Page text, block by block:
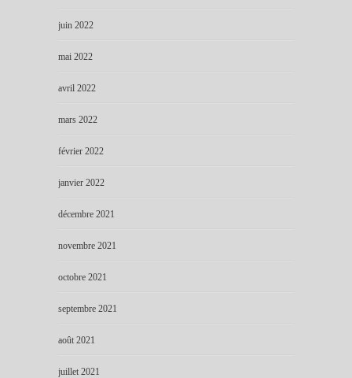
juin 2022
mai 2022
avril 2022
mars 2022
février 2022
janvier 2022
décembre 2021
novembre 2021
octobre 2021
septembre 2021
août 2021
juillet 2021